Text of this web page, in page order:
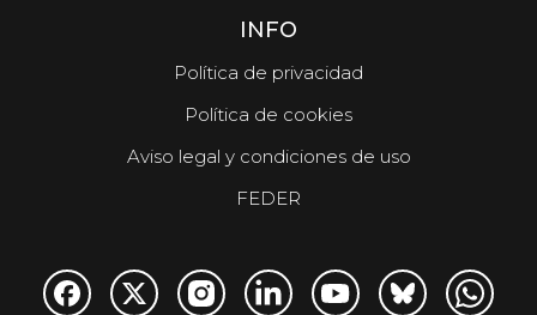
INFO
Política de privacidad
Política de cookies
Aviso legal y condiciones de uso
FEDER